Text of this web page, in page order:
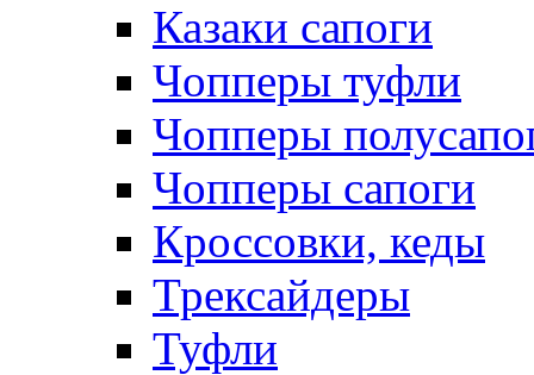
Казаки сапоги
Чопперы туфли
Чопперы
Чопперы сапоги
Кроссовки, кеды
Трексайдеры
Туфли